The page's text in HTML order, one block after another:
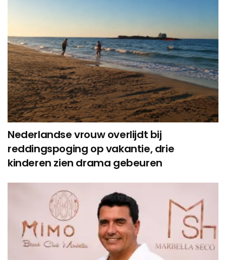
Nederlandse vrouw overlijdt bij
reddingspoging op vakantie, drie
kinderen zien drama gebeuren